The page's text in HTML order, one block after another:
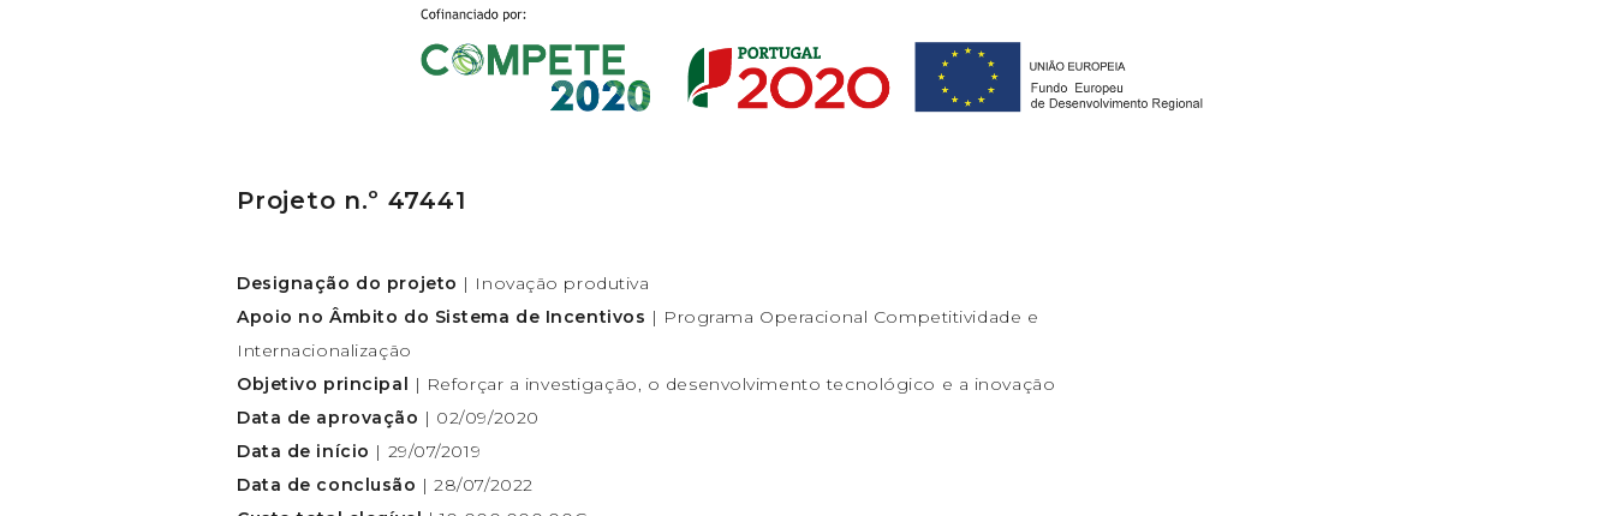
Projeto n.º 47441
Designação do projeto | Inovação produtiva
Apoio no Âmbito do Sistema de Incentivos | Programa Operacional Competitividade e
Internacionalização
Objetivo principal | Reforçar a investigação, o desenvolvimento tecnológico e a inovação
Data de aprovação | 02/09/2020
Data de início | 29/07/2019
Data de conclusão | 28/07/2022